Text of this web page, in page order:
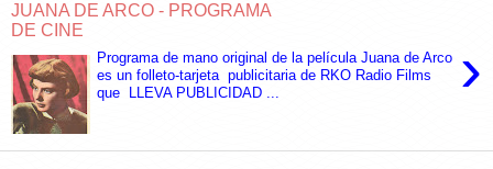
JUANA DE ARCO - PROGRAMA
DE CINE
›
Programa de mano original de la película Juana de Arco
es un folleto-tarjeta publicitaria de RKO Radio Films
que LLEVA PUBLICIDAD ...